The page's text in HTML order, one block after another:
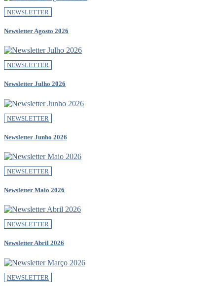
NEWSLETTER
Newsletter Agosto 2026
NEWSLETTER
Newsletter Julho 2026
NEWSLETTER
Newsletter Junho 2026
NEWSLETTER
Newsletter Maio 2026
NEWSLETTER
Newsletter Abril 2026
NEWSLETTER